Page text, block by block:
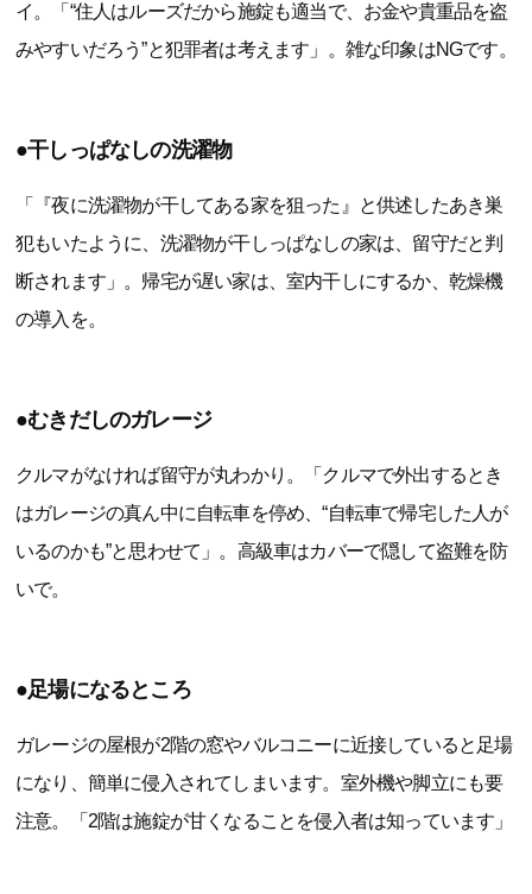
イ。「“住人はルーズだから施錠も適当で、お金や貴重品を盗
みやすいだろう”と犯罪者は考えます」。雑な印象はNGです。
●干しっぱなしの洗濯物
「『夜に洗濯物が干してある家を狙った』と供述したあき巣
犯もいたように、洗濯物が干しっぱなしの家は、留守だと判
断されます」。帰宅が遅い家は、室内干しにするか、乾燥機
の導入を。
●むきだしのガレージ
クルマがなければ留守が丸わかり。「クルマで外出するとき
はガレージの真ん中に自転車を停め、“自転車で帰宅した人が
いるのかも”と思わせて」。高級車はカバーで隠して盗難を防
いで。
●足場になるところ
ガレージの屋根が2階の窓やバルコニーに近接していると足場
になり、簡単に侵入されてしまいます。室外機や脚立にも要
注意。「2階は施錠が甘くなることを侵入者は知っています」